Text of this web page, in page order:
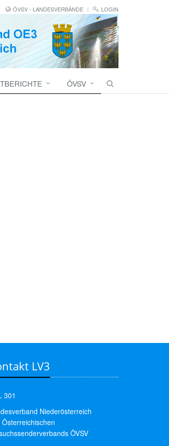
ÖVSV - LANDESVERBÄNDE LOGIN
ÖVSV
LV3
301
Niederösterreich
Österreichischen
ÖVSV